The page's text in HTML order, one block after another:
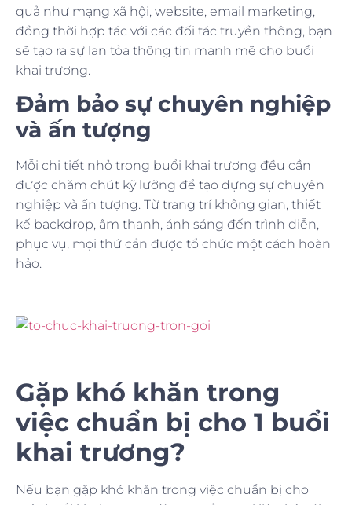
quả như mạng xã hội, website, email marketing,
đồng thời hợp tác với các đối tác truyền thông, bạn
sẽ tạo ra sự lan tỏa thông tin mạnh mẽ cho buổi
khai trương.
Đảm bảo sự chuyên nghiệp
và ấn tượng
Mỗi chi tiết nhỏ trong buổi khai trương đều cần
được chăm chút kỹ lưỡng để tạo dựng sự chuyên
nghiệp và ấn tượng. Từ trang trí không gian, thiết
kế backdrop, âm thanh, ánh sáng đến trình diễn,
phục vụ, mọi thứ cần được tổ chức một cách hoàn
hảo.
Gặp khó khăn trong
việc chuẩn bị cho 1 buổi
khai trương?
Nếu bạn gặp khó khăn trong việc chuẩn bị cho